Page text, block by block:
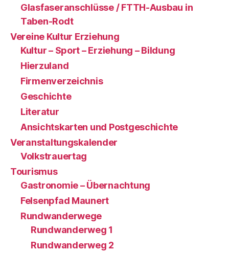
Glasfaseranschlüsse / FTTH-Ausbau in
Taben-Rodt
Vereine Kultur Erziehung
Kultur – Sport – Erziehung – Bildung
Hierzuland
Firmenverzeichnis
Geschichte
Literatur
Ansichtskarten und Postgeschichte
Veranstaltungskalender
Volkstrauertag
Tourismus
Gastronomie – Übernachtung
Felsenpfad Maunert
Rundwanderwege
Rundwanderweg 1
Rundwanderweg 2